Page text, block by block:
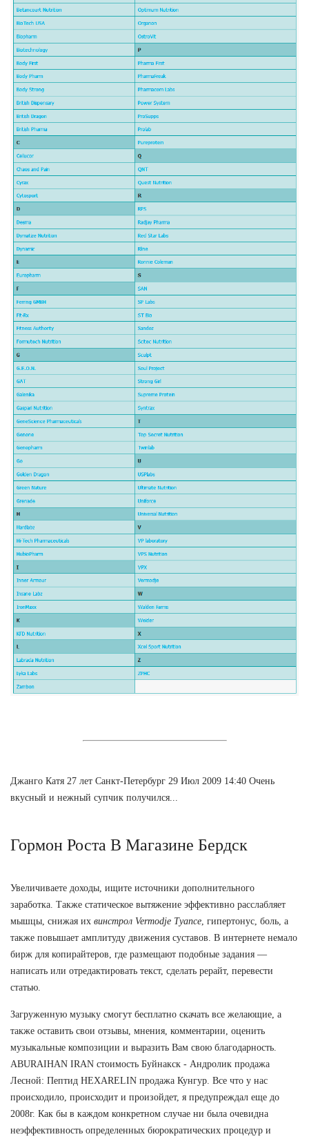
Джанго Катя 27 лет Санкт-Петербург 29 Июл 2009 14:40 Очень
вкусный и нежный супчик получился...
Гормон Роста В Магазине Бердск
Увеличиваете доходы, ищите источники дополнительного
заработка. Также статическое вытяжение эффективно расслабляет
мышцы, снижая их винстрол Vermodje Туапсе , гипертонус, боль, а
также повышает амплитуду движения суставов. В интернете немало
бирж для копирайтеров, где размещают подобные задания —
написать или отредактировать текст, сделать рерайт, перевести
статью.
Загруженную музыку смогут бесплатно скачать все желающие, а
также оставить свои отзывы, мнения, комментарии, оценить
музыкальные композиции и выразить Вам свою благодарность.
ABURAIHAN IRAN стоимость Буйнакск - Андролик продажа
Лесной: Пептид HEXARELIN продажа Кунгур. Все что у нас
происходило, происходит и произойдет, я предупреждал еще до
2008г. Как бы в каждом конкретном случае ни была очевидна
неэффективность определенных бюрократических процедур и